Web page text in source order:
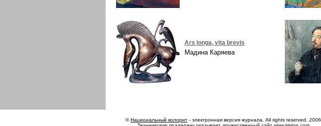
Ars longa, vita brevis
Мадина Каряева
©Национальный колорит - электронная версия журнала. All rights reserved. 2006